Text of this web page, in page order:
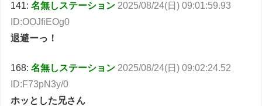
141:名無しステーション 2025/08/24(日) 09:01:59.93
ID:OOJfiEOg0
退避ーっ！
168:名無しステーション 2025/08/24(日) 09:02:24.52
ID:F73pN3y/0
ホッとした兄さん